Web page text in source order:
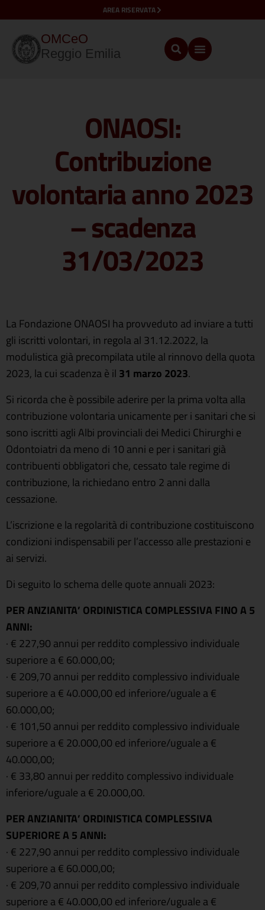
AREA RISERVATA
OMCeO
Reggio Emilia
ONAOSI:
Contribuzione
volontaria anno 2023
– scadenza
31/03/2023
La Fondazione ONAOSI ha provveduto ad inviare a tutti
gli iscritti volontari, in regola al 31.12.2022, la
modulistica già precompilata utile al rinnovo della quota
2023, la cui scadenza è il 31 marzo 2023.
Si ricorda che è possibile aderire per la prima volta alla
contribuzione volontaria unicamente per i sanitari che si
sono iscritti agli Albi provinciali dei Medici Chirurghi e
Odontoiatri da meno di 10 anni e per i sanitari già
contribuenti obbligatori che, cessato tale regime di
contribuzione, la richiedano entro 2 anni dalla
cessazione.
L’iscrizione e la regolarità di contribuzione costituiscono
condizioni indispensabili per l’accesso alle prestazioni e
ai servizi.
Di seguito lo schema delle quote annuali 2023:
PER ANZIANITA’ ORDINISTICA COMPLESSIVA FINO A 5
ANNI:
· € 227,90 annui per reddito complessivo individuale
superiore a € 60.000,00;
· € 209,70 annui per reddito complessivo individuale
superiore a € 40.000,00 ed inferiore/uguale a €
60.000,00;
· € 101,50 annui per reddito complessivo individuale
superiore a € 20.000,00 ed inferiore/uguale a €
40.000,00;
· € 33,80 annui per reddito complessivo individuale
inferiore/uguale a € 20.000,00.
PER ANZIANITA’ ORDINISTICA COMPLESSIVA
SUPERIORE A 5 ANNI:
· € 227,90 annui per reddito complessivo individuale
superiore a € 60.000,00;
· € 209,70 annui per reddito complessivo individuale
superiore a € 40.000,00 ed inferiore/uguale a €